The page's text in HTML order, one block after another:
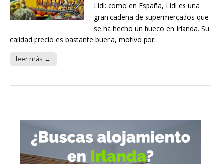
Lidl: como en España, Lidl es una
gran cadena de supermercados que
se ha hecho un hueco en Irlanda. Su
calidad precio es bastante buena, motivo por…
leer más →